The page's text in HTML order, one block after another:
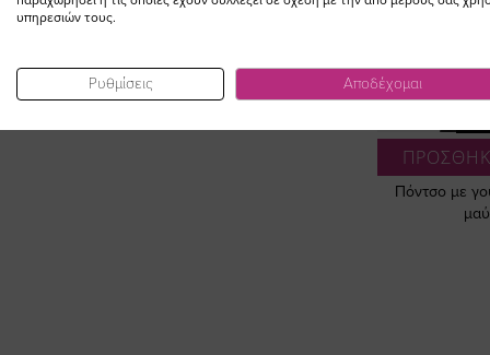
LOOK
Πόντσο με
υπηρεσιών τους.
Ρυθμίσεις Αποδέχομαι